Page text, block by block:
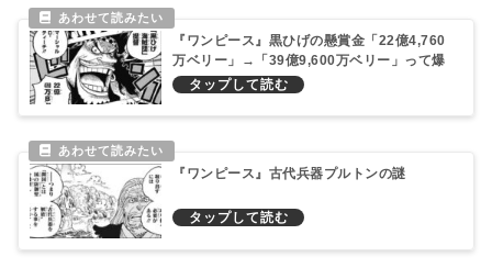
『ワンピース』黒ひげの懸賞金「22億4,760
万ベリー」→「39億9,600万ベリー」って爆
上がりの理由を考察する！
『ワンピース』古代兵器プルトンの謎